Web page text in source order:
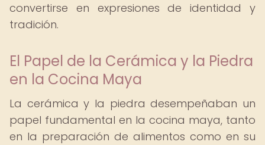
convertirse en expresiones de identidad y
tradición.
El Papel de la Cerámica y la Piedra
en la Cocina Maya
La cerámica y la piedra desempeñaban un
papel fundamental en la cocina maya, tanto
en la preparación de alimentos como en su